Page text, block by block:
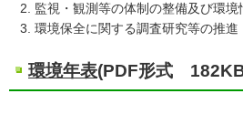
監視・観測等の体制の整備及び環境
環境保全に関する調査研究等の推進
環境年表(PDF形式